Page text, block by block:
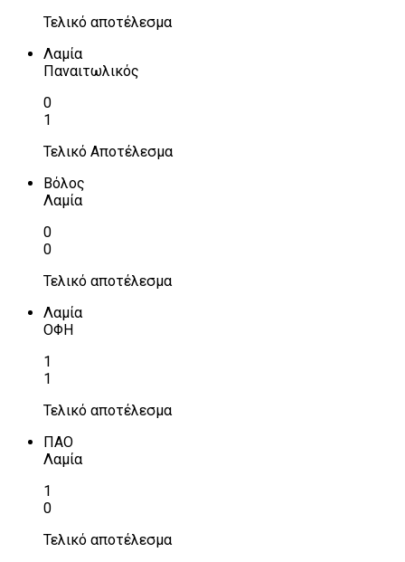
Τελικό αποτέλεσμα
Λαμία
Παναιτωλικός
0
1
Τελικό Αποτέλεσμα
Βόλος
Λαμία
0
0
Τελικό αποτέλεσμα
Λαμία
ΟΦΗ
1
1
Τελικό αποτέλεσμα
ΠΑΟ
Λαμία
1
0
Τελικό αποτέλεσμα